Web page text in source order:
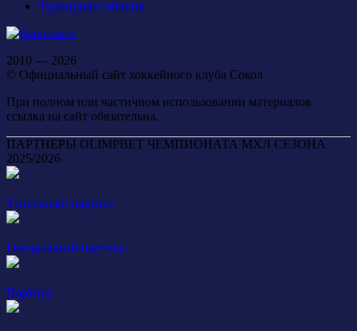
Турнирная таблица
2010 — 2026
© Официальный сайт хоккейного клуба Сокол
При полном или частичном использовании материалов
ссылка на сайт обязательна.
ПАРТНЕРЫ OLIMPBET ЧЕМПИОНАТА МХЛ СЕЗОНА
2025/2026
Титульный партнер
Генеральный партнер
Партнер